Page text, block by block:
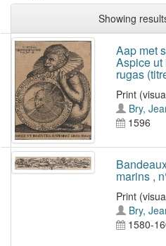
Showing
Aap met
Aspice
rugas
Print
Bry,
1596
marins ,
Print
Bry,
1580-